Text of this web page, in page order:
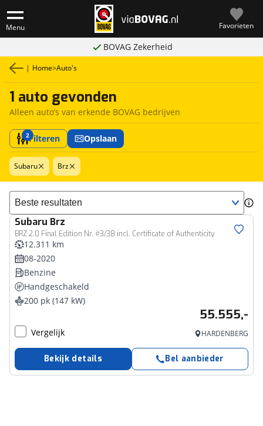
Menu Favorieten
BOVAG Zekerheid
| Home>Auto's
1 auto gevonden
Alleen auto’s van erkende BOVAG bedrijven
2Filteren Opslaan
Subaru Brz
Sorteer resultaten
Subaru Brz
BRZ 2.0 Final Edition Nr. #3/38 incl. Certificate of Authenticity
12.311 km
08-2020
Benzine
Handgeschakeld
200 pk (147 kW)
55.555,-
Vergelijk HARDENBERG
Bekijk details Bel aanbieder